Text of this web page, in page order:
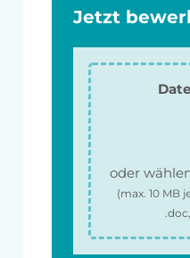
Jetzt
oder
(max.10 MB